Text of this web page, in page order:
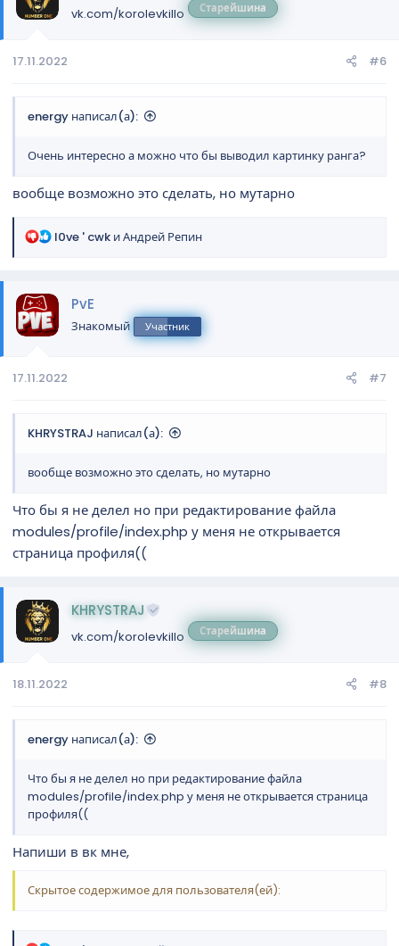
     <tr>
                            <td>{last_j}</td>
<td class="w30">
                            <td>{timer}</td>
vk.com/korolevkillo Старейшина
17.11.2022 #6
energy написал(а):
Очень интересно а можно что бы выводил картинку ранга?
вообще возможно это сделать, но мутарно
Р
ц
и
l0ve ' cwk иАндрей Репин
PvE
Знакомый Участник
17.11.2022 #7
KHRYSTRAJ написал(а):
вообще возможно это сделать, но мутарно
Что бы я не делел но при редактирование файла
modules/profile/index.php у меня не открывается
страница профиля((
KHRYSTRAJ
vk.com/korolevkillo Старейшина
18.11.2022 #8
energy написал(а):
Что бы я не делел но при редактирование файла
modules/profile/index.php у меня не открывается страница
профиля((
Напиши в вк мне,
Скрытое содержимое для пользователя(ей):